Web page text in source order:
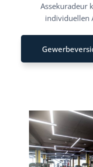
Assekuradeur
individuellen